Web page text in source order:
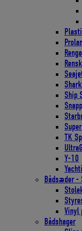
Ship
TK
Y-10
Bådsæder -
Vinyl
Bådshager